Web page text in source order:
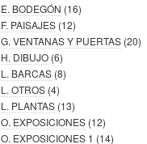
E. BODEGÓN (16)
F. PAISAJES (12)
G. VENTANAS Y PUERTAS (20)
H. DIBUJO (6)
L. BARCAS (8)
L. OTROS (4)
L. PLANTAS (13)
O. EXPOSICIONES (12)
O. EXPOSICIONES 1 (14)